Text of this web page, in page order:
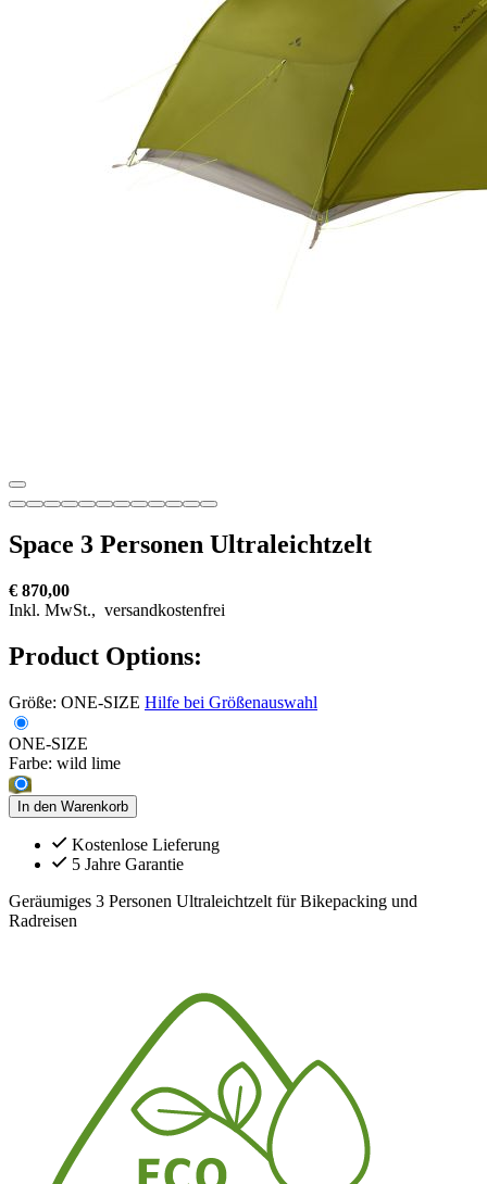
Space 3 Personen Ultraleichtzelt
€ 870,00
Inkl. MwSt., versandkostenfrei
Product Options:
Größe: ONE-SIZE Hilfe bei Größenauswahl
ONE-SIZE
Farbe: wild lime
In den Warenkorb
Kostenlose Lieferung
5 Jahre Garantie
Geräumiges 3 Personen Ultraleichtzelt für Bikepacking und
Radreisen